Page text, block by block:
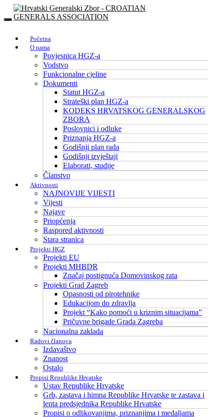
Početna
O nama
Povjesnica HGZ-a
Vodstvo
Funkcionalne cjeline
Dokumenti
Statut HGZ-a
Strateški plan HGZ-a
KODEKS HRVATSKOG GENERALSKOG
ZBORA
Poslovnici i odluke
Priznanja HGZ-a
Godišnji plan rada
Godišnji izvještaji
Elaborati, studije
Članstvo
Aktivnosti
NAJNOVIJE VIJESTI
Vijesti
Najave
Priopćenja
Raspored aktivnosti
Stara stranica
Projekti HGZ
Projekti EU
Projekti MHBDR
Značaj postignuća Domovinskog rata
Projekti Grad Zagreb
Opasnosti od pirotehnike
Edukacijom do zdravlja
Projekt “Kako pomoći u kriznim situacijama”
Pričuvne brigade Grada Zagreba
Nacionalna zaklada
Radovi članova
Izdavaštvo
Znanost
Ostalo
Propisi Republike Hrvatske
Ustav Republike Hrvatske
Grb, zastava i himna Republike Hrvatske te zastava i
lenta predsjednika Republike Hrvatske
Propisi o odlikovanjima, priznanjima i medaljama